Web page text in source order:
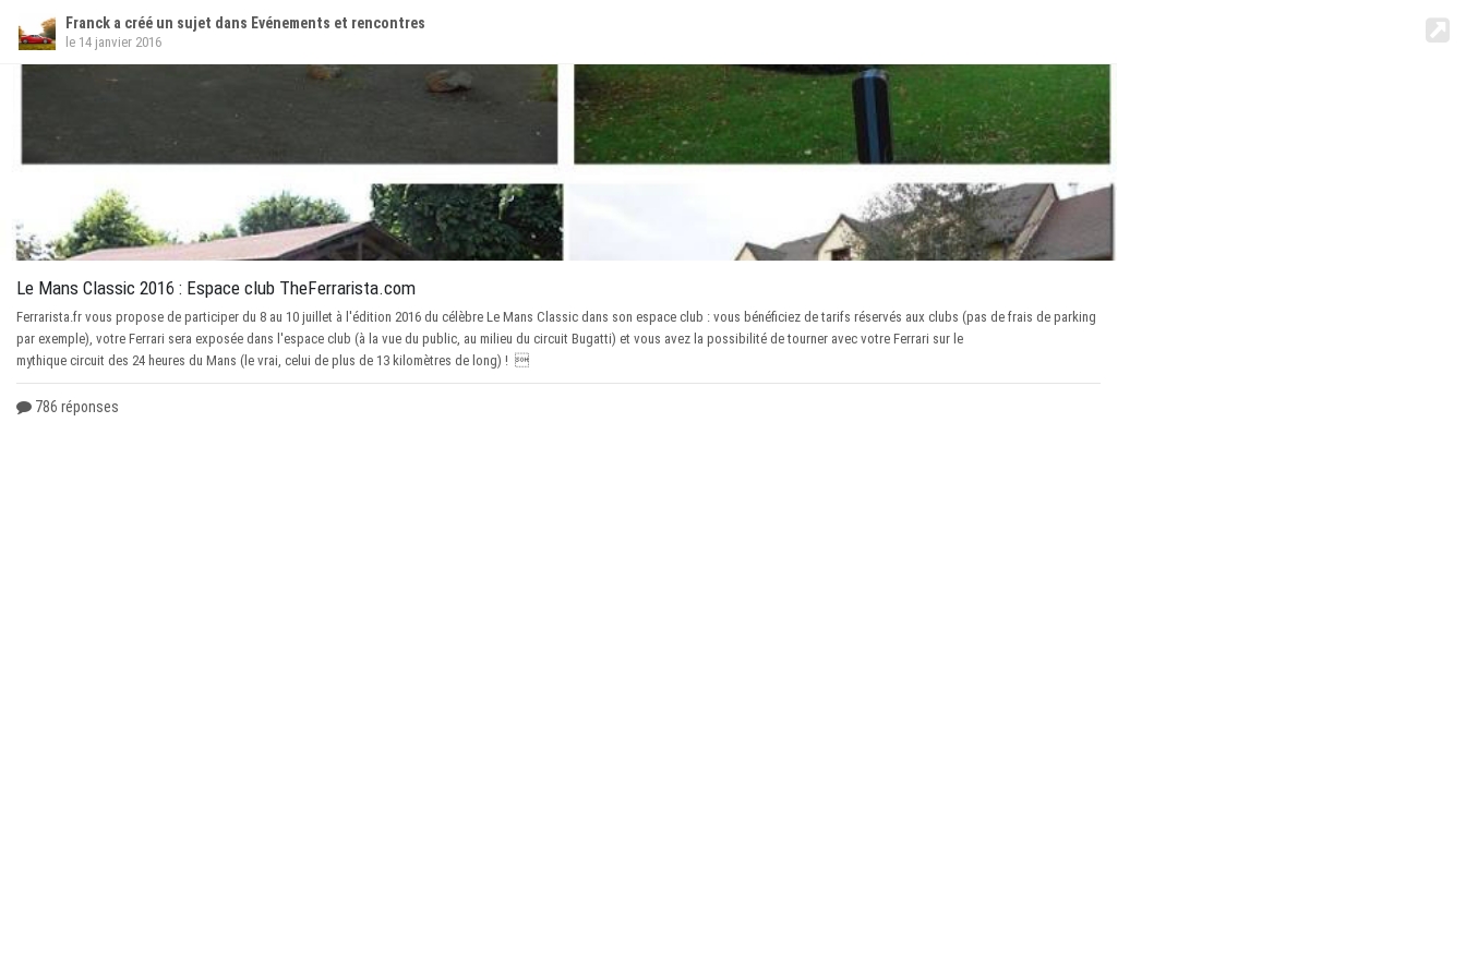
Franck a créé un sujet dans Evénements et rencontres
le 14 janvier 2016
Le Mans Classic 2016 : Espace club TheFerrarista.com
Ferrarista.fr vous propose de participer du 8 au 10 juillet à l'édition 2016 du célèbre Le Mans Classic dans son espace club : vous bénéficiez de tarifs réservés aux clubs (pas de frais de parking
par exemple), votre Ferrari sera exposée dans l'espace club (à la vue du public, au milieu du circuit Bugatti) et vous avez la possibilité de tourner avec votre Ferrari sur le
mythique circuit des 24 heures du Mans (le vrai, celui de plus de 13 kilomètres de long) ! 
786 réponses